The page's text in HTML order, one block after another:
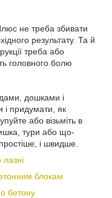
не треба збивати
результату. Та й
треба або
головного болю
дошками і
і придумати, як
або візьміть в
тури або що-
і швидше.
блокам
бетону